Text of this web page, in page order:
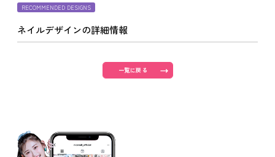
取り扱いカラー
消費者志向自主宣言
RECOMMENDED DESIGNS
ネイルデザインの詳細情報
一覧に戻る